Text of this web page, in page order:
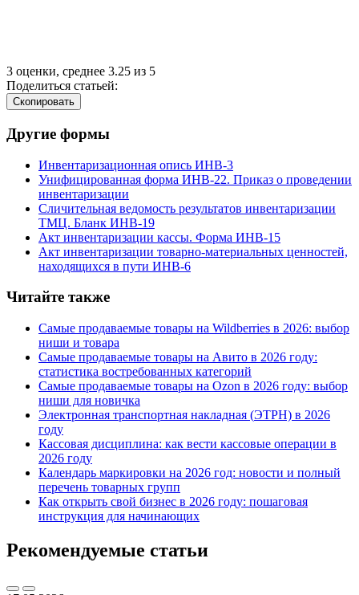
3 оценки, среднее 3.25 из 5
Поделиться статьей:
Cкопировать
Другие формы
Инвентаризационная опись ИНВ-3
Унифицированная форма ИНВ-22. Приказ о проведении
инвентаризации
Сличительная ведомость результатов инвентаризации
ТМЦ. Бланк ИНВ-19
Акт инвентаризации кассы. Форма ИНВ-15
Акт инвентаризации товарно-материальных ценностей,
находящихся в пути ИНВ-6
Читайте также
Самые продаваемые товары на Wildberries в 2026: выбор
ниши и товара
Самые продаваемые товары на Авито в 2026 году:
статистика востребованных категорий
Самые продаваемые товары на Ozon в 2026 году: выбор
ниши для новичка
Электронная транспортная накладная (ЭТРН) в 2026
году
Кассовая дисциплина: как вести кассовые операции в
2026 году
Календарь маркировки на 2026 год: новости и полный
перечень товарных групп
Как открыть свой бизнес в 2026 году: пошаговая
инструкция для начинающих
Рекомендуемые статьи